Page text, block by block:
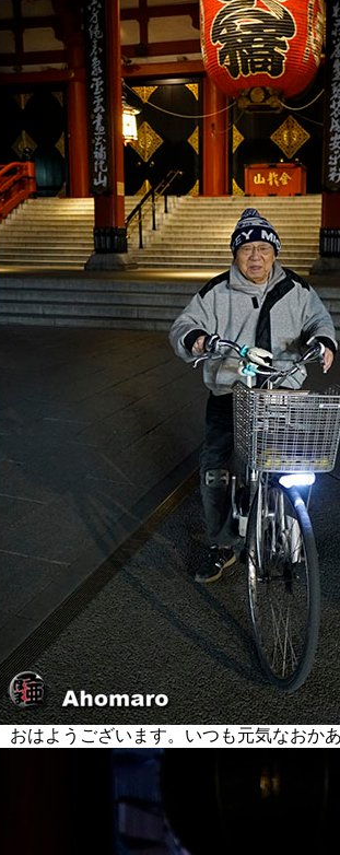
おはようございます。いつも元気なおか